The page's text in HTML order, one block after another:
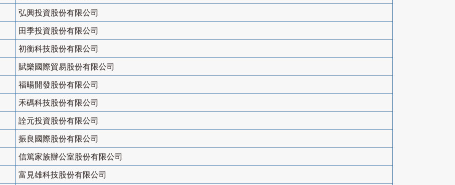
弘興投資股份有限公司
田季投資股份有限公司
初衡科技股份有限公司
賦樂國際貿易股份有限公司
福暘開發股份有限公司
禾碼科技股份有限公司
詮元投資股份有限公司
振良國際股份有限公司
信篤家族辦公室股份有限公司
富見雄科技股份有限公司